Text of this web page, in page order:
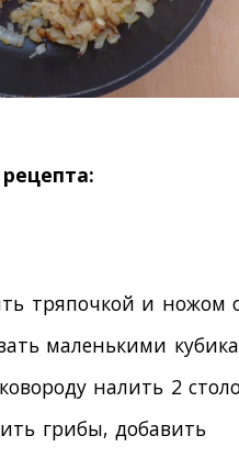
тряпочкой и ножом
маленькими
налить 2
грибы, добавить